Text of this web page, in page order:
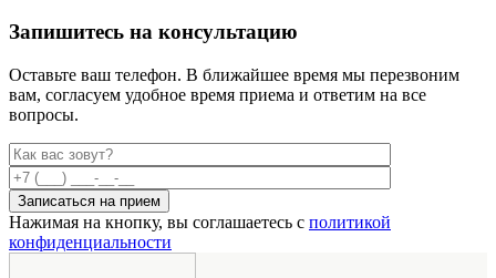
Запишитесь на консультацию
Оставьте ваш телефон. В ближайшее время мы перезвоним
вам, согласуем удобное время приема и ответим на все
вопросы.
Нажимая на кнопку, вы соглашаетесь с политикой
конфиденциальности